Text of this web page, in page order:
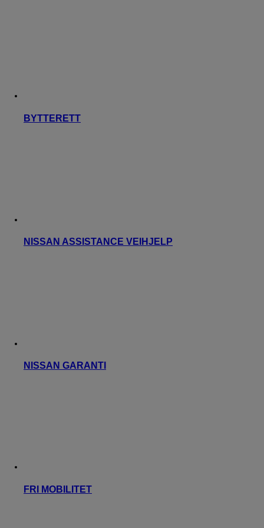
BYTTERETT
NISSAN ASSISTANCE VEIHJELP
NISSAN GARANTI
FRI MOBILITET